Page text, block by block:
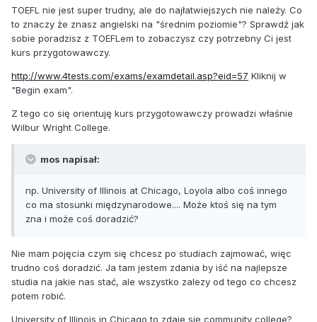
TOEFL nie jest super trudny, ale do najłatwiejszych nie należy. Co
to znaczy że znasz angielski na "średnim poziomie"? Sprawdź jak
sobie poradzisz z TOEFLem to zobaczysz czy potrzebny Ci jest
kurs przygotowawczy.
http://www.4tests.com/exams/examdetail.asp?eid=57 Kliknij w
"Begin exam".
Z tego co się orientuję kurs przygotowawczy prowadzi właśnie
Wilbur Wright College.
mos napisał:
np. University of Illinois at Chicago, Loyola albo coś innego
co ma stosunki międzynarodowe.... Może ktoś się na tym
zna i może coś doradzić?
Nie mam pojęcia czym się chcesz po studiach zajmować, więc
trudno coś doradzić. Ja tam jestem zdania by iść na najlepsze
studia na jakie nas stać, ale wszystko zalezy od tego co chcesz
potem robić.
University of Illinois in Chicago to zdaje się community college?